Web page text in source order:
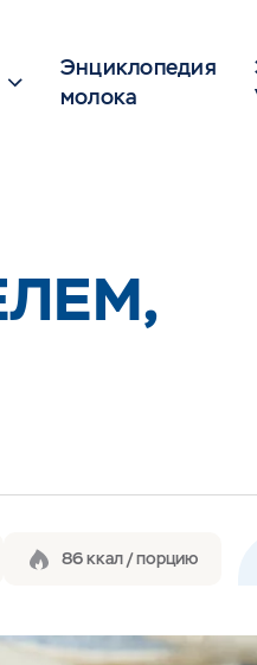
Энциклопедия
молока
86 ккал / порцию